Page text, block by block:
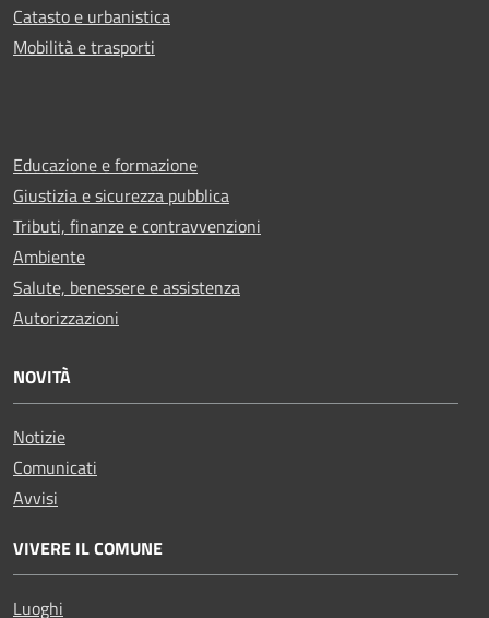
Catasto e urbanistica
Mobilità e trasporti
Educazione e formazione
Giustizia e sicurezza pubblica
Tributi, finanze e contravvenzioni
Ambiente
Salute, benessere e assistenza
Autorizzazioni
NOVITÀ
Notizie
Comunicati
Avvisi
VIVERE IL COMUNE
Luoghi